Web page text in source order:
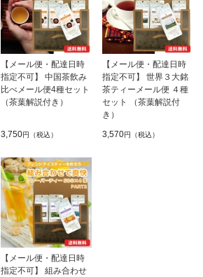
【メール便・配達日時
指定不可】 中国茶飲み
比べメール便4種セット
（茶葉解説付き）
3,750円（税込）
【メール便・配達日時
指定不可】 世界３大銘
茶ティーメール便 ４種
セット （茶葉解説付
き）
3,570円（税込）
【メール便・配達日時
指定不可】 組み合わせ